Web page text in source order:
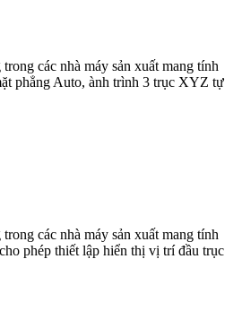
các nhà máy sản xuất mang tính
phẳng Auto, ành trình 3 trục XYZ tự
các nhà máy sản xuất mang tính
phép thiết lập hiển thị vị trí đầu trục